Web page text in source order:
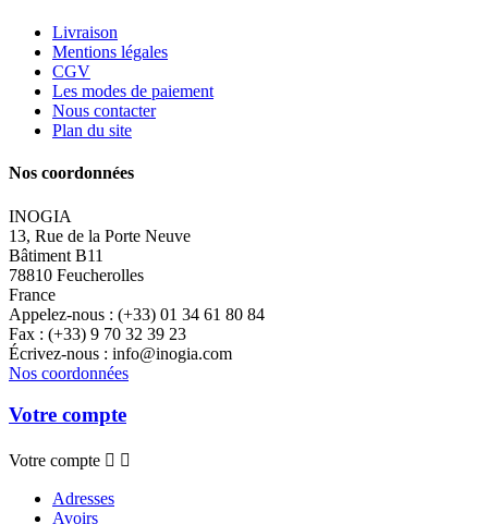
Livraison
Mentions légales
CGV
Les modes de paiement
Nous contacter
Plan du site
Nos coordonnées
INOGIA
13, Rue de la Porte Neuve
Bâtiment B11
78810 Feucherolles
France
Appelez-nous : (+33) 01 34 61 80 84
Fax : (+33) 9 70 32 39 23
Écrivez-nous : info@inogia.com
Nos coordonnées
Votre compte
Votre compte  
Adresses
Avoirs